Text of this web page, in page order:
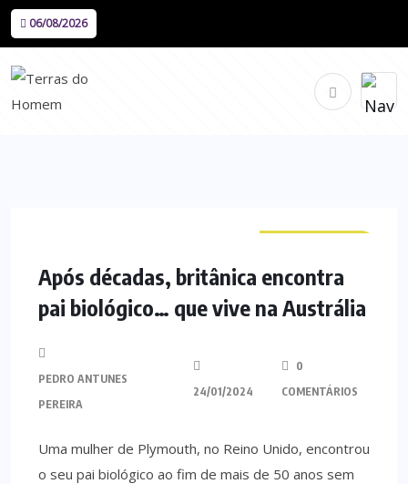
06/08/2026
Após décadas, britânica encontra
pai biológico… que vive na Austrália
PEDRO ANTUNES
PEREIRA
24/01/2024
0
COMENTÁRIOS
Uma mulher de Plymouth, no Reino Unido, encontrou
o seu pai biológico ao fim de mais de 50 anos sem